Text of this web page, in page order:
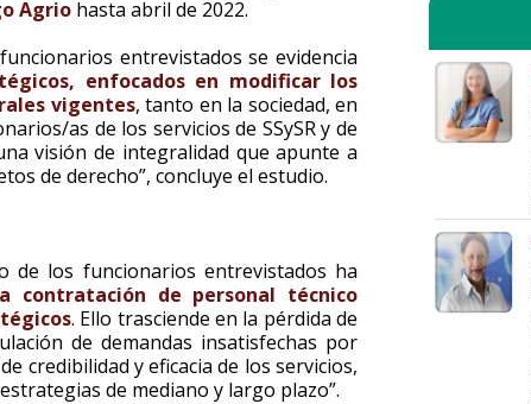
Agrio hasta abril de 2022.
entrevistados se evidencia
enfocados en modificar los
vigentes, tanto en la sociedad, en
as de los servicios de SSySR y de
visión de integralidad que apunte a
de derecho”, concluye el estudio.
de los funcionarios entrevistados ha
contratación de personal técnico
. Ello trasciende en la pérdida de
de demandas insatisfechas por
credibilidad y eficacia de los servicios,
de mediano y largo plazo”.